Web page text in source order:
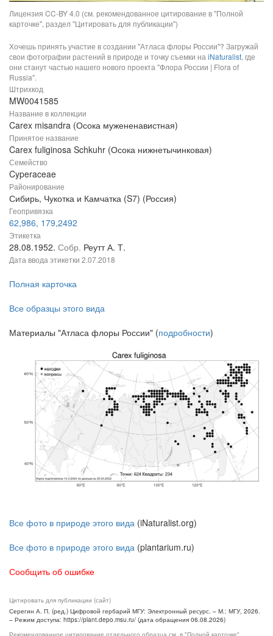
Лицензия CC-BY 4.0 (см. рекомендованное цитирование в "Полной
карточке", раздел "Цитировать для публикации")
Хочешь принять участие в создании "Атласа флоры России"? Загружай
свои фотографии растений в природе и точку съемки на iNaturalist, где
они станут частью нашего нового проекта "Флора России | Flora of
Russia".
Штрихкод
MW0041585
Название в коллекции
Carex misandra (Осока мужененавистная)
Принятое название
Carex fuliginosa Schkuhr (Осока нижнетычинковая)
Семейство
Cyperaceae
Районирование
Сибирь, Чукотка и Камчатка (S7) (Россия)
Геопривязка
62,986, 179,2492
Этикетка
28.08.1952. Собр. Реутт А. Т.
Дата ввода этикетки 2.07.2018
Полная карточка
Все образцы этого вида
Материалы "Атласа флоры России" (подробности)
Все фото в природе этого вида (iNaturalist.org)
Все фото в природе этого вида (plantarium.ru)
Сообщить об ошибке
Цитировать для публикации (сайт)
Серегин А. П. (ред.) Цифровой гербарий МГУ: Электронный ресурс. – М.: МГУ, 2026.
– Режим доступа: https://plant.depo.msu.ru/ (дата обращения 06.08.2026)
Рекомендованное цитирование отдельного образца см. в "Полной карточке",